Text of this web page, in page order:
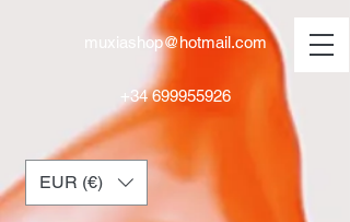
+34 699955926
EUR (€)
muxiashop@hotmail.com